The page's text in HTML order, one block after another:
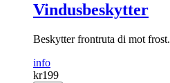
Vindusbeskytter
Beskytter frontruta di mot frost.
info
kr199